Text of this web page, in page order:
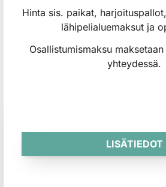
Hinta sis. paikat,
lähipelialuemaksut ja
Osallistumismaksu
yhteydessä.
LISÄTIEDOT